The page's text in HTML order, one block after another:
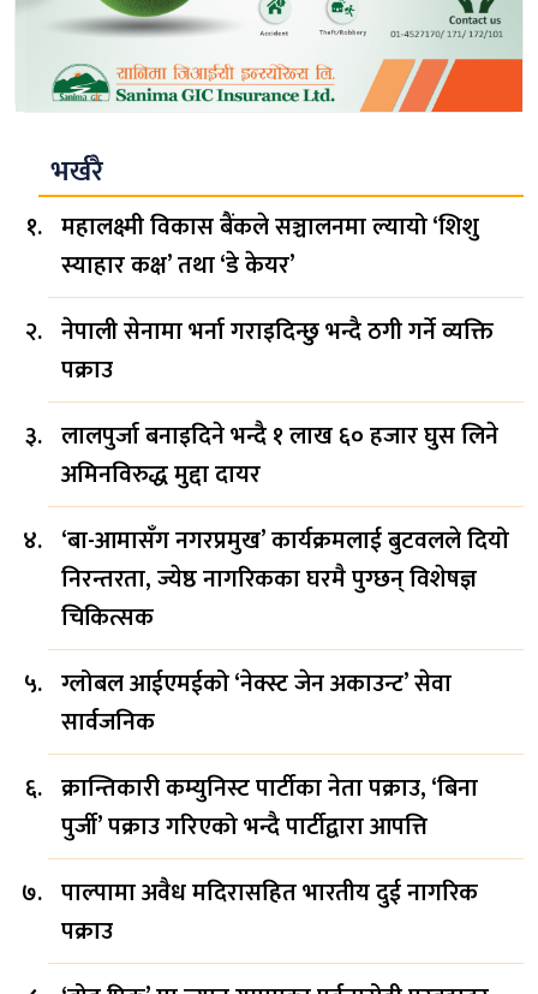
भर्खरै
महालक्ष्मी विकास बैंकले सञ्चालनमा ल्यायो ‘शिशु
स्याहार कक्ष’ तथा ‘डे केयर’
नेपाली सेनामा भर्ना गराइदिन्छु भन्दै ठगी गर्ने व्यक्ति
पक्राउ
लालपुर्जा बनाइदिने भन्दै १ लाख ६० हजार घुस लिने
अमिनविरुद्ध मुद्दा दायर
‘बा-आमासँग नगरप्रमुख’ कार्यक्रमलाई बुटवलले दियो
निरन्तरता, ज्येष्ठ नागरिकका घरमै पुग्छन् विशेषज्ञ
चिकित्सक
ग्लोबल आईएमईको ‘नेक्स्ट जेन अकाउन्ट’ सेवा
सार्वजनिक
क्रान्तिकारी कम्युनिस्ट पार्टीका नेता पक्राउ, ‘बिना
पुर्जी’ पक्राउ गरिएको भन्दै पार्टीद्वारा आपत्ति
पाल्पामा अवैध मदिरासहित भारतीय दुई नागरिक
पक्राउ